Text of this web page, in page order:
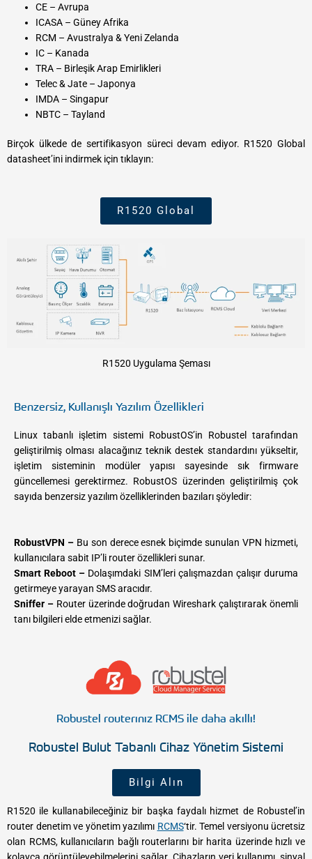
CE – Avrupa
ICASA – Güney Afrika
RCM – Avustralya & Yeni Zelanda
IC – Kanada
TRA – Birleşik Arap Emirlikleri
Telec & Jate – Japonya
IMDA – Singapur
NBTC – Tayland
Birçok ülkede de sertifikasyon süreci devam ediyor. R1520 Global
datasheet’ini indirmek için tıklayın:
R1520 Global
R1520 Uygulama Şeması
Benzersiz, Kullanışlı Yazılım Özellikleri
​Linux tabanlı işletim sistemi RobustOS’in Robustel tarafından
geliştirilmiş olması alacağınız teknik destek standardını yükseltir,
işletim sisteminin modüler yapısı sayesinde sık firmware
güncellemesi gerektirmez. RobustOS üzerinden geliştirilmiş çok
sayıda benzersiz yazılım özelliklerinden bazıları şöyledir:
RobustVPN –Bu son derece esnek biçimde sunulan VPN hizmeti,
kullanıcılara sabit IP’li router özellikleri sunar.
Smart Reboot – Dolaşımdaki SIM’leri çalışmazdan çalışır duruma
getirmeye yarayan SMS aracıdır.
Sniffer –Router üzerinde doğrudan Wireshark çalıştırarak önemli
tanı bilgileri elde etmenizi sağlar.
Robustel routerınız RCMS ile daha akıllı!
Robustel Bulut Tabanlı Cihaz Yönetim Sistemi
Bilgi Alın
R1520 ile kullanabileceğiniz bir başka faydalı hizmet de Robustel’in
router denetim ve yönetim yazılımı RCMS‘tir. Temel versiyonu ücretsiz
olan RCMS, kullanıcıların bağlı routerlarını bir harita üzerinde hızlı ve